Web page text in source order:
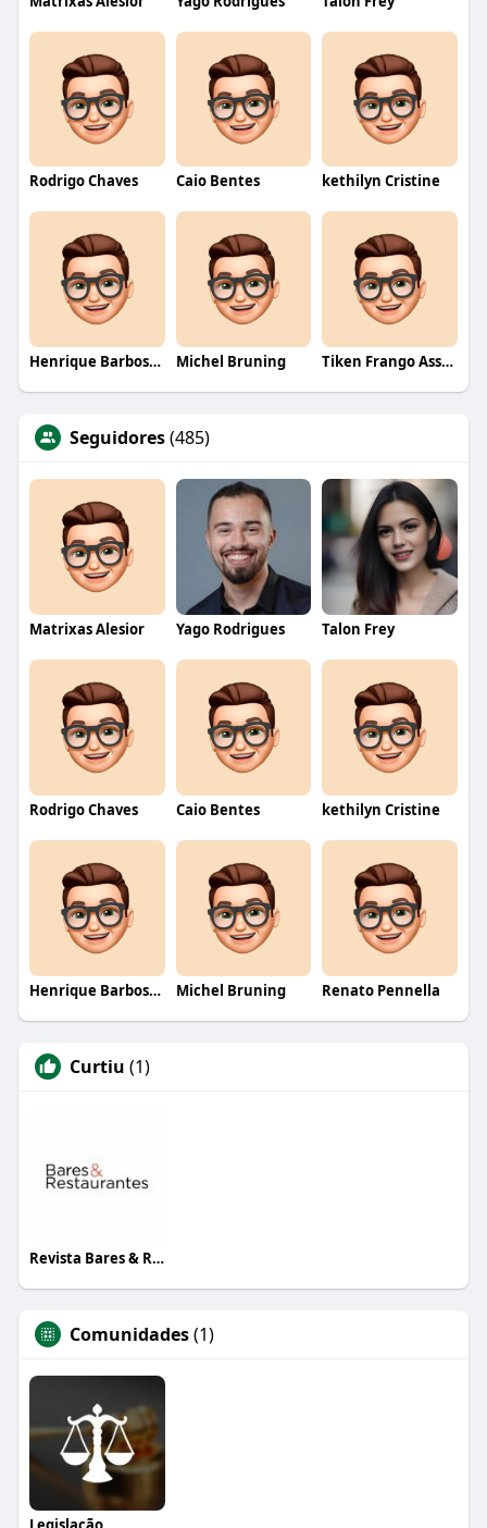
Rodrigo Chaves Caio Bentes kethilyn Cristine
Henrique Barbosa Yokobataki Michel Bruning Tiken Frango Assado
Seguidores(485)
Matrixas Alesior Yago Rodrigues Talon Frey
Rodrigo Chaves Caio Bentes kethilyn Cristine
Henrique Barbosa Yokobataki Michel Bruning Renato Pennella
Curtiu (1)
Revista Bares & Restaurantes
Comunidades(1)